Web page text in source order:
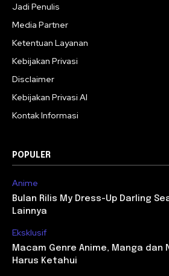
Jadi Penulis
Media Partner
Ketentuan Layanan
Kebijakan Privasi
Disclaimer
Kebijakan Privasi AI
Kontak Informasi
POPULER
Anime
Bulan Rilis My Dress-Up Darling
Lainnya
Eksklusif
Macam Genre Anime, Manga dan
Harus Ketahui